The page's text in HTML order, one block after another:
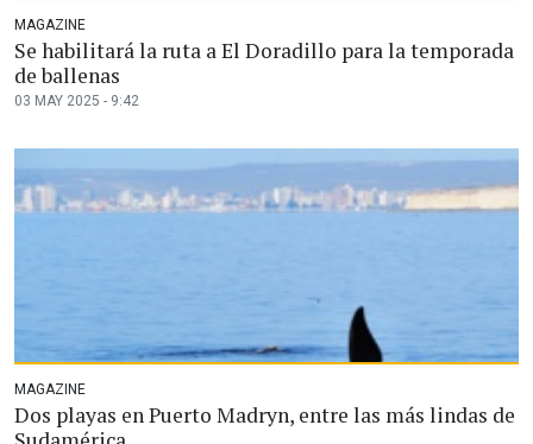
MAGAZINE
Se habilitará la ruta a El Doradillo para la temporada
de ballenas
03 MAY 2025 - 9:42
MAGAZINE
Dos playas en Puerto Madryn, entre las más lindas de